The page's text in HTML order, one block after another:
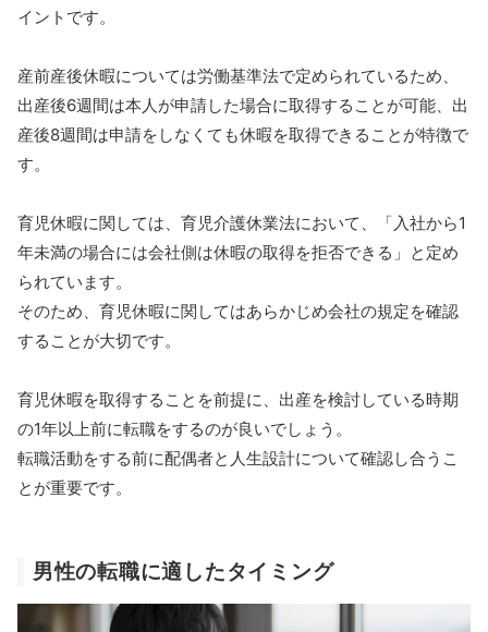
イントです。
産前産後休暇については労働基準法で定められているため、
出産後6週間は本人が申請した場合に取得することが可能、出
産後8週間は申請をしなくても休暇を取得できることが特徴で
す。
育児休暇に関しては、育児介護休業法において、「入社から1
年未満の場合には会社側は休暇の取得を拒否できる」と定め
られています。
そのため、育児休暇に関してはあらかじめ会社の規定を確認
することが大切です。
育児休暇を取得することを前提に、出産を検討している時期
の1年以上前に転職をするのが良いでしょう。
転職活動をする前に配偶者と人生設計について確認し合うこ
とが重要です。
男性の転職に適したタイミング